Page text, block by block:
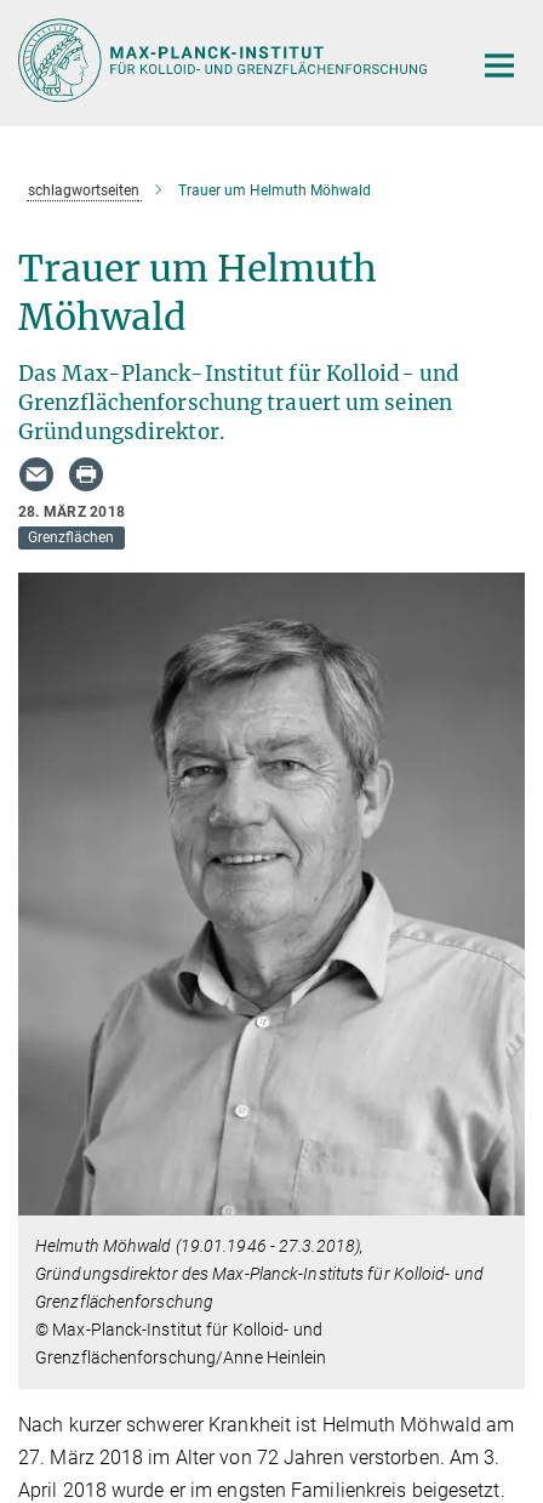
Hauptinhalt
schlagwortseiten Trauer um Helmuth Möhwald
Trauer um Helmuth
Möhwald
Das Max-Planck-Institut für Kolloid- und
Grenzflächenforschung trauert um seinen
Gründungsdirektor.
28. MÄRZ 2018
Grenzflächen
Helmuth Möhwald (19.01.1946 - 27.3.2018),
Gründungsdirektor des Max-Planck-Instituts für Kolloid- und
Grenzflächenforschung
© Max-Planck-Institut für Kolloid- und
Grenzflächenforschung/Anne Heinlein
Nach kurzer schwerer Krankheit ist Helmuth Möhwald am
27. März 2018 im Alter von 72 Jahren verstorben. Am 3.
April 2018 wurde er im engsten Familienkreis beigesetzt.